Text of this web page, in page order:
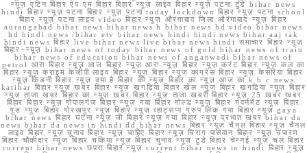
न्यूज़ एटिन बिहार ऐप एम बिहार बिहार न्यूज़ लाइव बिहार न्यूज़ पटना टुडे bihar news
hindi बिहार न्यूज़ पटना बिहार न्यूज़ पटना today lockdown बिहार न्यूज़ पटना school
बिहार न्यूज़ पटना लाइव video बिहार न्यूज़ औरंगाबाद जिला औरंगाबाद न्यूज़ बिहार
aurangabad bihar news bihar news h bihar news hd video bihar news
hd hindi news /bihar etv bihar news hindi hindi news bihar aaj tak
hindi news बिहार live bihar news live bihar news hindi समाचार बिहार न्यूज़
बिहार+न्यूज़ bihar news of today bihar news of gold bihar news of train
bihar news of education bihar news of anganwadi bihar news of
petrol आरा बिहार न्यूज़ आज बिहार न्यूज़ आरा न्यूज़ बिहार न्यूज़ करंट बिहार न्यूज़ कल का
बिहार न्यूज़ क्राइम केजीपी लाइव बिहार न्यूज़ बिहार न्यूज़ कांग्रेस बिहार न्यूज़ केसरिया बिहार
न्यूज़ किडनी बिहार न्यूज़ क्या है बिहार की न्यूज़ बिहार का न्यूज़ आज का k b c news
katihar बिहार न्यूज़ खबर बिहार न्यूज़ खगड़िया बिहार खेल न्यूज़ बिहार खगड़िया न्यूज़ बिहार
न्यूज़ ताजा खबर बिहार का न्यूज़ खबर बिहार न्यूज़ ताजा खबरी बिहार न्यूज़ 25 खबर खबर
बिहार बिहार न्यूज़ गोपालगंज बिहार न्यूज़ गया बिहार गोल्ड न्यूज़ बिहार गवर्नमेंट न्यूज़ बिहार
गुड न्यूज़ बिहार गोरखपुर न्यूज़ बिहार न्यूज़ व्हाट्सप्प ग्रुप लिंक गया बिहार न्यूज़ gaya
bihar news बिहार घटना न्यूज़ जी बिहार न्यूज़ गया बिहार न्यूज़ प्रभात खबर bihar da
news bihar da news in hindi dd bihar news बिहार न्यूज़ चैनल बिहार न्यूज़ चैनल
लाइव बिहार न्यूज़ चुनाव बिहार न्यूज़ चाहिए बिहार न्यूज़ चिराग पासवान बिहार न्यूज़ चंपारण
बिहार चौकीदार न्यूज़ बिहार चकिया न्यूज़ बिहार चुनाव न्यूज़ टुडे बिहार चेन्नई न्यूज़ चल बिहार
current bihar news छपरा बिहार न्यूज़ current bihar news in hindi बिहार न्यूज़